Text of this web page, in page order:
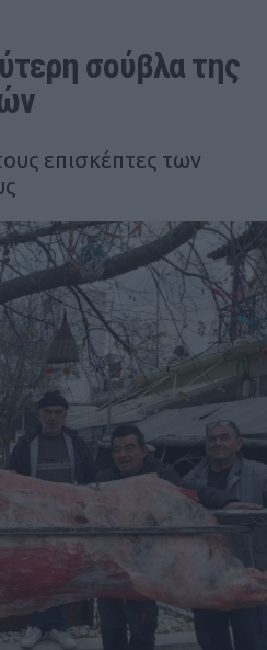
σούβλα της
επισκέπτες των